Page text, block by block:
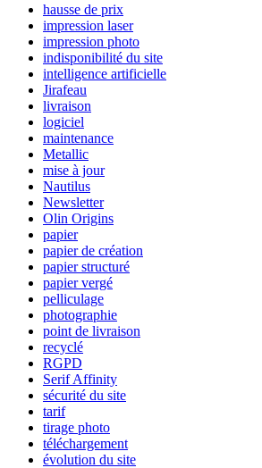
hausse de prix
impression laser
impression photo
indisponibilité du site
intelligence artificielle
Jirafeau
livraison
logiciel
maintenance
Metallic
mise à jour
Nautilus
Newsletter
Olin Origins
papier
papier de création
papier structuré
papier vergé
pelliculage
photographie
point de livraison
recyclé
RGPD
Serif Affinity
sécurité du site
tarif
tirage photo
téléchargement
évolution du site